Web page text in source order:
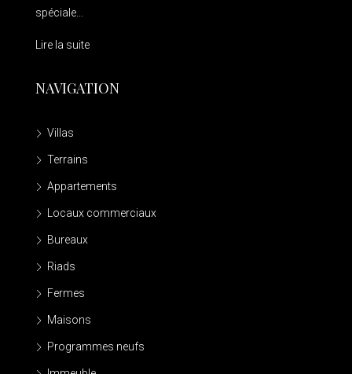
spéciale...
Lire la suite
NAVIGATION
Villas
Terrains
Appartements
Locaux commerciaux
Bureaux
Riads
Fermes
Maisons
Programmes neufs